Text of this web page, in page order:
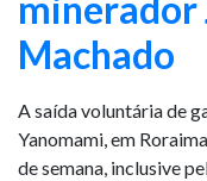
Machado
A saída voluntária de
Yanomami, em
de semana, inclusive